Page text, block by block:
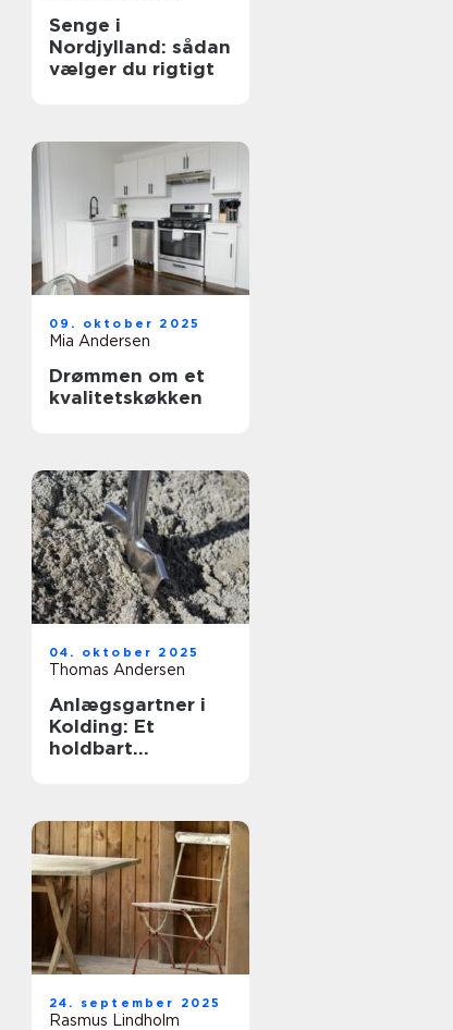
Senge i
Nordjylland: sådan
vælger du rigtigt
09. oktober 2025
Mia Andersen
Drømmen om et
kvalitetskøkken
04. oktober 2025
Thomas Andersen
Anlægsgartner i
Kolding: Et
holdbart
24. september 2025
Rasmus Lindholm